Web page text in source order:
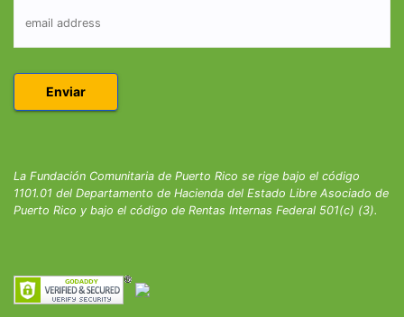
La Fundación Comunitaria de Puerto Rico se rige bajo el código
1101.01 del Departamento de Hacienda del Estado Libre Asociado de
Puerto Rico y bajo el código de Rentas Internas Federal 501(c) (3).